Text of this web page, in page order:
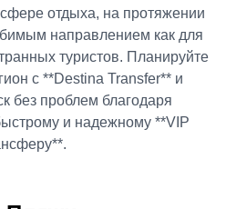
отдыха, на протяжении
направлением как для
туристов. Планируйте
с **Destina Transfer** и
без проблем благодаря
и надежному **VIP